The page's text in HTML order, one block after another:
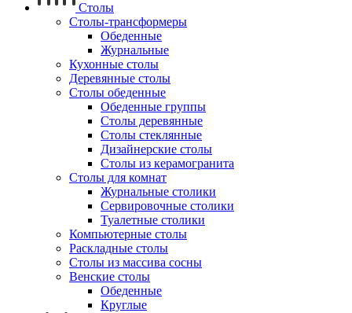
Столы
Столы-трансформеры
Обеденные
Журнальные
Кухонные столы
Деревянные столы
Столы обеденные
Обеденные группы
Столы деревянные
Столы стеклянные
Дизайнерские столы
Столы из керамогранита
Столы для комнат
Журнальные столики
Сервировочные столики
Туалетные столики
Компьютерные столы
Раскладные столы
Столы из массива сосны
Венские столы
Обеденные
Круглые